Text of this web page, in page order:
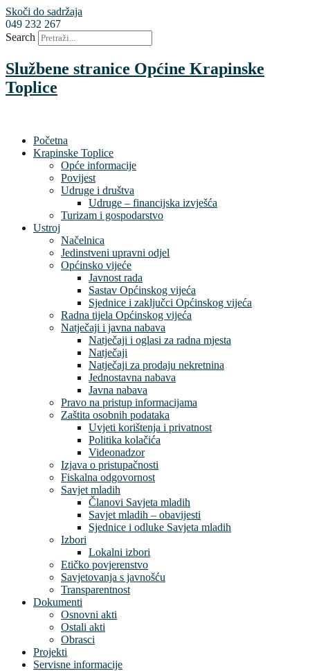
Skoči do sadržaja
049 232 267
Search
Službene stranice Općine Krapinske
Toplice
Početna
Krapinske Toplice
Opće informacije
Povijest
Udruge i društva
Udruge – financijska izvješća
Turizam i gospodarstvo
Ustroj
Načelnica
Jedinstveni upravni odjel
Općinsko vijeće
Javnost rada
Sastav Općinskog vijeća
Sjednice i zaključci Općinskog vijeća
Radna tijela Općinskog vijeća
Natječaji i javna nabava
Natječaji i oglasi za radna mjesta
Natječaji
Natječaji za prodaju nekretnina
Jednostavna nabava
Javna nabava
Pravo na pristup informacijama
Zaštita osobnih podataka
Uvjeti korištenja i privatnost
Politika kolačića
Videonadzor
Izjava o pristupačnosti
Fiskalna odgovornost
Savjet mladih
Članovi Savjeta mladih
Savjet mladih – obavijesti
Sjednice i odluke Savjeta mladih
Izbori
Lokalni izbori
Etičko povjerenstvo
Savjetovanja s javnošću
Transparentnost
Dokumenti
Osnovni akti
Ostali akti
Obrasci
Projekti
Servisne informacije